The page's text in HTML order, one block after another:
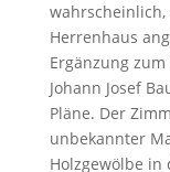
Herrenhaus
Ergänzung
Johann Josef
Pläne. Der
unbekannter
Holzgewölbe in